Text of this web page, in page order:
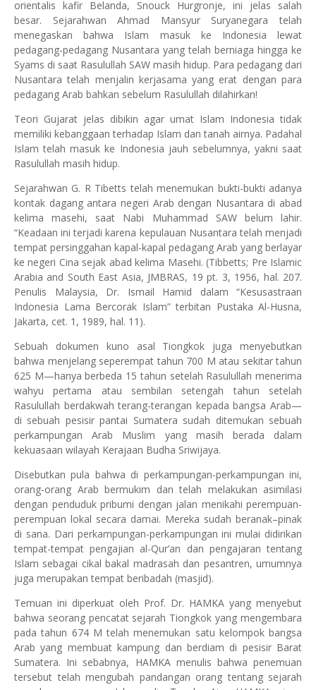
orientalis kafir Belanda, Snouck Hurgronje, ini jelas salah
besar. Sejarahwan Ahmad Mansyur Suryanegara telah
menegaskan bahwa Islam masuk ke Indonesia lewat
pedagang-pedagang Nusantara yang telah berniaga hingga ke
Syams di saat Rasulullah SAW masih hidup. Para pedagang dari
Nusantara telah menjalin kerjasama yang erat dengan para
pedagang Arab bahkan sebelum Rasulullah dilahirkan!
Teori Gujarat jelas dibikin agar umat Islam Indonesia tidak
memiliki kebanggaan terhadap Islam dan tanah airnya. Padahal
Islam telah masuk ke Indonesia jauh sebelumnya, yakni saat
Rasulullah masih hidup.
Sejarahwan G. R Tibetts telah menemukan bukti-bukti adanya
kontak dagang antara negeri Arab dengan Nusantara di abad
kelima masehi, saat Nabi Muhammad SAW belum lahir.
“Keadaan ini terjadi karena kepulauan Nusantara telah menjadi
tempat persinggahan kapal-kapal pedagang Arab yang berlayar
ke negeri Cina sejak abad kelima Masehi. (Tibbetts; Pre Islamic
Arabia and South East Asia, JMBRAS, 19 pt. 3, 1956, hal. 207.
Penulis Malaysia, Dr. Ismail Hamid dalam “Kesusastraan
Indonesia Lama Bercorak Islam” terbitan Pustaka Al-Husna,
Jakarta, cet. 1, 1989, hal. 11).
Sebuah dokumen kuno asal Tiongkok juga menyebutkan
bahwa menjelang seperempat tahun 700 M atau sekitar tahun
625 M—hanya berbeda 15 tahun setelah Rasulullah menerima
wahyu pertama atau sembilan setengah tahun setelah
Rasulullah berdakwah terang-terangan kepada bangsa Arab—
di sebuah pesisir pantai Sumatera sudah ditemukan sebuah
perkampungan Arab Muslim yang masih berada dalam
kekuasaan wilayah Kerajaan Budha Sriwijaya.
Disebutkan pula bahwa di perkampungan-perkampungan ini,
orang-orang Arab bermukim dan telah melakukan asimilasi
dengan penduduk pribumi dengan jalan menikahi perempuan-
perempuan lokal secara damai. Mereka sudah beranak–pinak
di sana. Dari perkampungan-perkampungan ini mulai didirikan
tempat-tempat pengajian al-Qur’an dan pengajaran tentang
Islam sebagai cikal bakal madrasah dan pesantren, umumnya
juga merupakan tempat beribadah (masjid).
Temuan ini diperkuat oleh Prof. Dr. HAMKA yang menyebut
bahwa seorang pencatat sejarah Tiongkok yang mengembara
pada tahun 674 M telah menemukan satu kelompok bangsa
Arab yang membuat kampung dan berdiam di pesisir Barat
Sumatera. Ini sebabnya, HAMKA menulis bahwa penemuan
tersebut telah mengubah pandangan orang tentang sejarah